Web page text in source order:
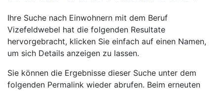
Ihre Suche nach Einwohnern mit dem Beruf
Vizefeldwebel hat die folgenden Resultate
hervorgebracht, klicken Sie einfach auf einen Namen,
um sich Details anzeigen zu lassen.
Sie können die Ergebnisse dieser Suche unter dem
folgenden Permalink wieder abrufen. Beim erneuten